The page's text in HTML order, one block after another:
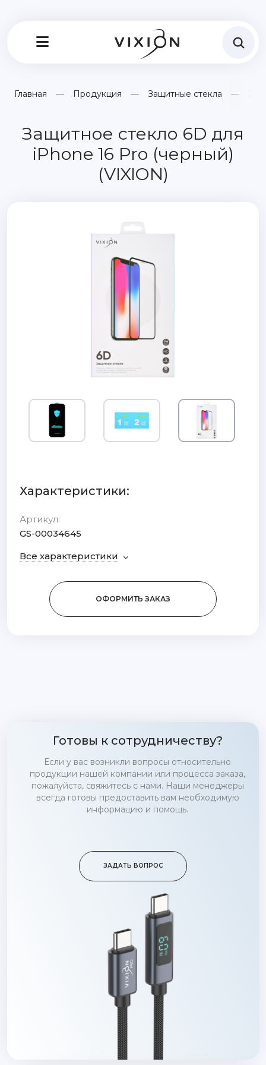
Главная Продукция Защитные стекла
Защитное стекло 6D для
iPhone 16 Pro (черный)
(VIXION)
Характеристики:
Артикул:
GS-00034645
Все характеристики
ОФОРМИТЬ ЗАКАЗ
Готовы к сотрудничеству?
Если у вас возникли вопросы относительно
продукции нашей компании или процесса заказа,
пожалуйста, свяжитесь с нами. Наши менеджеры
всегда готовы предоставить вам необходимую
информацию и помощь.
ЗАДАТЬ ВОПРОС